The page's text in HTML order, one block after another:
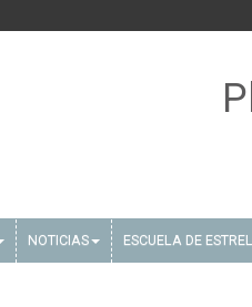
NOTICIAS ESCUELA DE